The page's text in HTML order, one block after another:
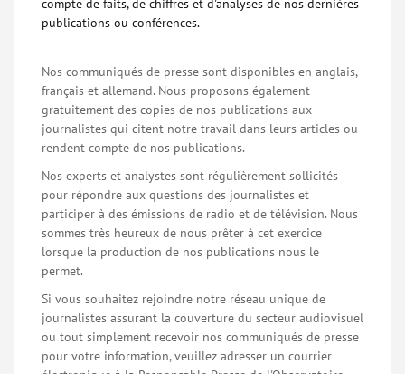
compte de faits, de chiffres et d'analyses de nos dernières
publications ou conférences.
Nos communiqués de presse sont disponibles en anglais,
français et allemand. Nous proposons également
gratuitement des copies de nos publications aux
journalistes qui citent notre travail dans leurs articles ou
rendent compte de nos publications.
Nos experts et analystes sont régulièrement sollicités
pour répondre aux questions des journalistes et
participer à des émissions de radio et de télévision. Nous
sommes très heureux de nous prêter à cet exercice
lorsque la production de nos publications nous le
permet.
Si vous souhaitez rejoindre notre réseau unique de
journalistes assurant la couverture du secteur audiovisuel
ou tout simplement recevoir nos communiqués de presse
pour votre information, veuillez adresser un courrier